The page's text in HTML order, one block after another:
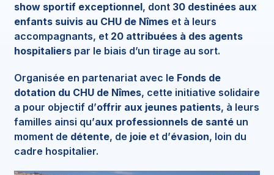
show sportif exceptionnel, dont 30 destinées aux
enfants suivis au CHU de Nîmes et à leurs
accompagnants, et 20 attribuées à des agents
hospitaliers par le biais d’un tirage au sort.
Organisée en partenariat avec le Fonds de
dotation du CHU de Nîmes, cette initiative solidaire
a pour objectif d’offrir aux jeunes patients, à leurs
familles ainsi qu’aux professionnels de santé un
moment de détente, de joie et d’évasion, loin du
cadre hospitalier.